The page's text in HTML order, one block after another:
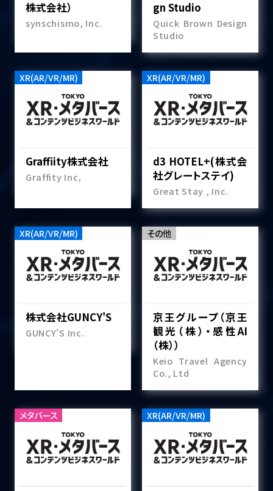
株式会社）
synschismo, Inc.
gn Studio
Quick Brown Design
Studio
XR(AR/VR/MR)
Graffiity株式会社
Graffity Inc,
XR(AR/VR/MR)
d3 HOTEL+(株式会
社グレートステイ)
Great Stay , Inc.
XR(AR/VR/MR)
株式会社GUNCY'S
GUNCY'S Inc.
その他
京王グループ（京王
観光（株）・感性AI
（株））
Keio Travel Agency
Co., Ltd
メタバース XR(AR/VR/MR)